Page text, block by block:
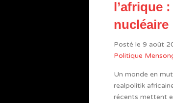
l’afrique
nucléaire
Posté le 9 août
Politique
Un monde en
realpolitik
récents mettent